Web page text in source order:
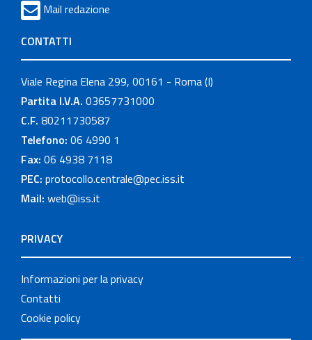
Mail redazione
CONTATTI
Viale Regina Elena 299, 00161 - Roma (I)
Partita I.V.A. 03657731000
C.F. 80211730587
Telefono: 06 4990 1
Fax: 06 4938 7118
PEC: protocollo.centrale@pec.iss.it
Mail: web@iss.it
PRIVACY
Informazioni per la privacy
Contatti
Cookie policy